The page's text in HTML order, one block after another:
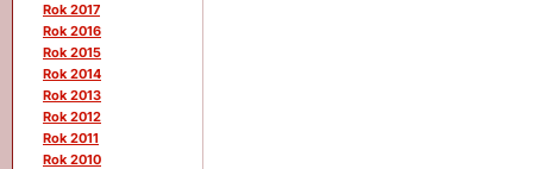
Rok 2017
Rok 2016
Rok 2015
Rok 2014
Rok 2013
Rok 2012
Rok 2011
Rok 2010